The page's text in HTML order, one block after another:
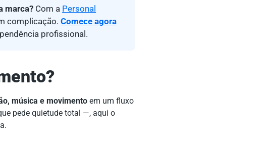
marca? Com a Personal
complicação. Comece agora
profissional.
música e movimento em um fluxo
pede quietude total —, aqui o